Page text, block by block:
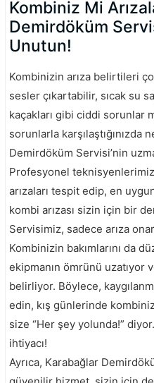
Kombiniz Mi
Demirdöküm
Unutun!
Kombinizin arıza belirtileri
sesler çıkartabilir, sıcak su
kaçakları gibi ciddi sorunlar
sorunlarla karşılaştığınızda
Demirdöküm Servisi’nin
Profesyonel
arızaları tespit edip, en
kombi arızası sizin için bir
Servisimiz, sadece arıza
Kombinizin bakımlarını da
ekipmanın ömrünü uzatıyor
belirliyor. Böylece,
edin, kış günlerinde
size “Her şey yolunda!”
ihtiyacı!
Ayrıca, Karabağlar